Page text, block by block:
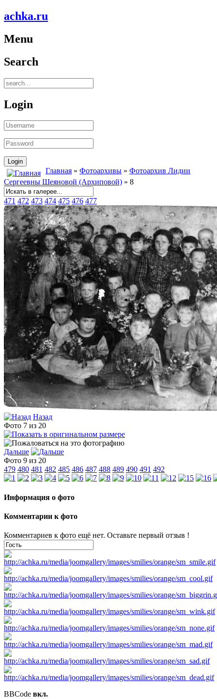
achka.ru
Menu
Search
Login
Главная » Фотоархивы » Фотоархив Лидии
Сергеевны Шеяновой (Архиповой) » 8
471 472 473 474 475 476 477
Назад
Фото 7 из 20
Дальше
Фото 9 из 20
479 480 481 482 485 486 487 488 489 490 491 492
Информация о фото
Комментарии к фото
Комментариев к фото ещё нет. Оставьте первый отзыв !
BBCode вкл.